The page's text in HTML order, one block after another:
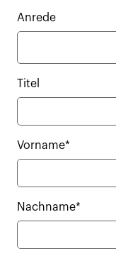
Anrede
Titel
Vorname*
Nachname*